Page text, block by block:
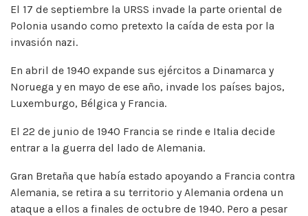
El 17 de septiembre la URSS invade la parte oriental de
Polonia usando como pretexto la caída de esta por la
invasión nazi.
En abril de 1940 expande sus ejércitos a Dinamarca y
Noruega y en mayo de ese año, invade los países bajos,
Luxemburgo, Bélgica y Francia.
El 22 de junio de 1940 Francia se rinde e Italia decide
entrar a la guerra del lado de Alemania.
Gran Bretaña que había estado apoyando a Francia contra
Alemania, se retira a su territorio y Alemania ordena un
ataque a ellos a finales de octubre de 1940. Pero a pesar